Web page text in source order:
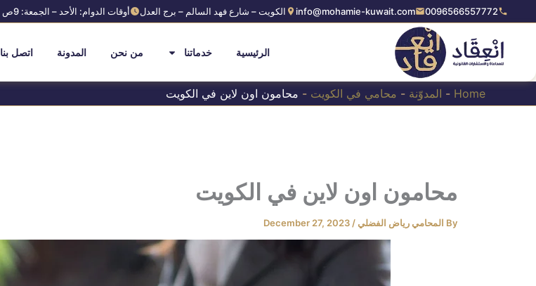
to
content
0096566557772
info@mohamie-kuwait.com الكويت – شارع فهد السالم – برج العدل أوقات الدوام: الأحد – الجمعة: 9ص – 5م
الرئيسية خدماتنا من نحن المدونة اتصل بنا
Home
- المدوّنة - محامي في الكويت - محامون اون لاين في الكويت
محامون اون لاين في الكويت
By المحامي رياض الفضلي /
December 27, 2023